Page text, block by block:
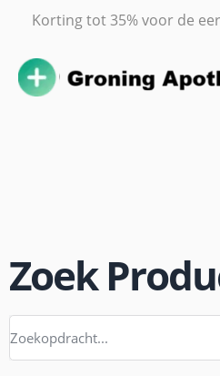
Korting tot 35% voor de
Zoek